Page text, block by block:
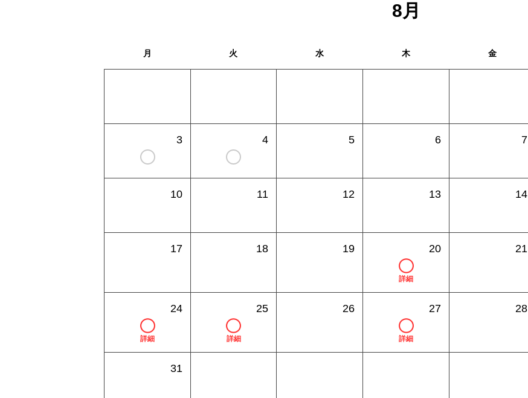
8月
月 火 水 木 金
3 4 5 6 7
10 11 12 13 14
17 18 19 20
詳細
21
24
詳細
25
詳細
26 27
詳細
28
31